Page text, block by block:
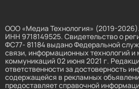
ООО «Медиа Технология» (2019-2026).
ИНН 9718149525. Свидетельство о
ФС77- 81184 выдано Федеральной
связи, информационных технологий и
коммуникаций 02 июня 2021 г.
ответственности за достоверность
содержащейся в рекламных
предоставляет справочной